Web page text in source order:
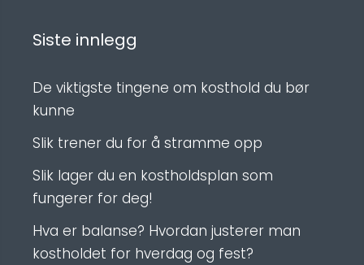
Siste innlegg
De viktigste tingene om kosthold du bør
kunne
Slik trener du for å stramme opp
Slik lager du en kostholdsplan som
fungerer for deg!
Hva er balanse? Hvordan justerer man
kostholdet for hverdag og fest?